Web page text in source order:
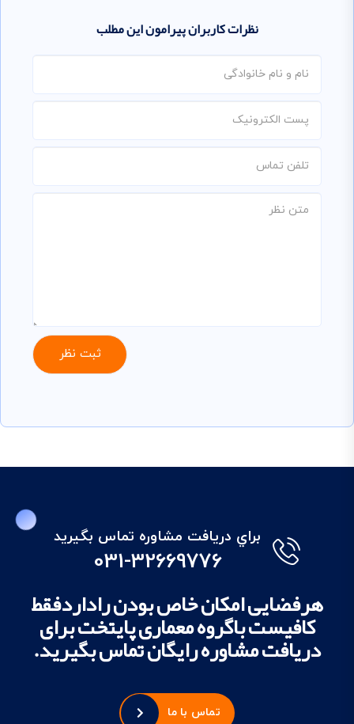
نظرات کاربران پیرامون این مطلب
براي دريافت مشاوره تماس بگيريد
031-32669776
هرفضایی امکان خاص بودن راداردفقط
کافیست باگروه معماری پایتخت برای
دریافت مشاوره رایگان تماس بگیرید.
تماس با ما